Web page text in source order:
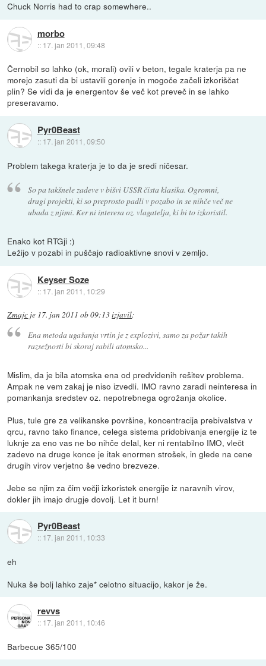
Chuck Norris had to crap somewhere..
morbo
:: 17. jan 2011, 09:48
Černobil so lahko (ok, morali) ovili v beton, tegale kraterja pa ne
morejo zasuti da bi ustavili gorenje in mogoče začeli izkoriščat
plin? Se vidi da je energentov še več kot preveč in se lahko
preseravamo.
Pyr0Beast
:: 17. jan 2011, 09:50
Problem takega kraterja je to da je sredi ničesar.
So pa takšnele zadeve v bišvi USSR čista klasika. Ogromni,
dragi projekti, ki so preprosto padli v pozabo in se nihče več ne
ubada z njimi. Ker ni interesa oz. vlagatelja, ki bi to izkoristil.
Enako kot RTGji :)
Ležijo v pozabi in puščajo radioaktivne snovi v zemljo.
Keyser Soze
:: 17. jan 2011, 10:29
Zmajc je 17. jan 2011 ob 09:13izjavil:
Ena metoda ugašanja vrtin je z explozivi, samo za požar takih
razsežnosti bi skoraj rabili atomsko...
Mislim, da je bila atomska ena od predvidenih rešitev problema.
Ampak ne vem zakaj je niso izvedli. IMO ravno zaradi neinteresa in
pomankanja sredstev oz. nepotrebnega ogrožanja okolice.
Plus, tule gre za velikanske površine, koncentracija prebivalstva v
qrcu, ravno tako finance, celega sistema pridobivanja energije iz te
luknje za eno vas ne bo nihče delal, ker ni rentabilno IMO, vlečt
zadevo na druge konce je itak enormen strošek, in glede na cene
drugih virov verjetno še vedno brezveze.
Jebe se njim za čim večji izkoristek energije iz naravnih virov,
dokler jih imajo drugje dovolj. Let it burn!
Pyr0Beast
:: 17. jan 2011, 10:33
eh
Nuka še bolj lahko zaje* celotno situacijo, kakor je že.
revvs
:: 17. jan 2011, 10:46
Barbecue 365/100